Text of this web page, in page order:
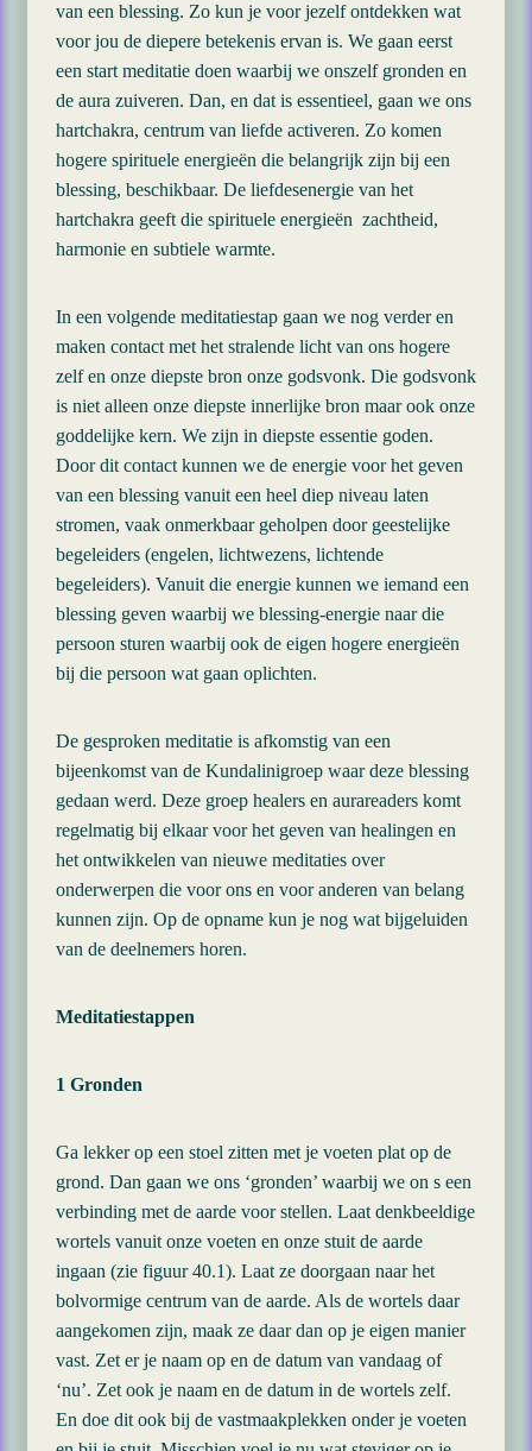
van een blessing. Zo kun je voor jezelf ontdekken wat
voor jou de diepere betekenis ervan is. We gaan eerst
een start meditatie doen waarbij we onszelf gronden en
de aura zuiveren. Dan, en dat is essentieel, gaan we ons
hartchakra, centrum van liefde activeren. Zo komen
hogere spirituele energieën die belangrijk zijn bij een
blessing, beschikbaar. De liefdesenergie van het
hartchakra geeft die spirituele energieën zachtheid,
harmonie en subtiele warmte.
In een volgende meditatiestap gaan we nog verder en
maken contact met het stralende licht van ons hogere
zelf en onze diepste bron onze godsvonk. Die godsvonk
is niet alleen onze diepste innerlijke bron maar ook onze
goddelijke kern. We zijn in diepste essentie goden.
Door dit contact kunnen we de energie voor het geven
van een blessing vanuit een heel diep niveau laten
stromen, vaak onmerkbaar geholpen door geestelijke
begeleiders (engelen, lichtwezens, lichtende
begeleiders). Vanuit die energie kunnen we iemand een
blessing geven waarbij we blessing-energie naar die
persoon sturen waarbij ook de eigen hogere energieën
bij die persoon wat gaan oplichten.
De gesproken meditatie is afkomstig van een
bijeenkomst van de Kundalinigroep waar deze blessing
gedaan werd. Deze groep healers en aurareaders komt
regelmatig bij elkaar voor het geven van healingen en
het ontwikkelen van nieuwe meditaties over
onderwerpen die voor ons en voor anderen van belang
kunnen zijn. Op de opname kun je nog wat bijgeluiden
van de deelnemers horen.
Meditatiestappen
1 Gronden
Ga lekker op een stoel zitten met je voeten plat op de
grond. Dan gaan we ons ‘gronden’ waarbij we on s een
verbinding met de aarde voor stellen. Laat denkbeeldige
wortels vanuit onze voeten en onze stuit de aarde
ingaan (zie figuur 40.1). Laat ze doorgaan naar het
bolvormige centrum van de aarde. Als de wortels daar
aangekomen zijn, maak ze daar dan op je eigen manier
vast. Zet er je naam op en de datum van vandaag of
‘nu’. Zet ook je naam en de datum in de wortels zelf.
En doe dit ook bij de vastmaakplekken onder je voeten